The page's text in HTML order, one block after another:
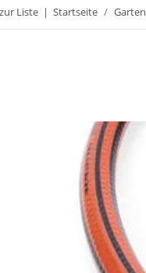
Liste Startseite Garten